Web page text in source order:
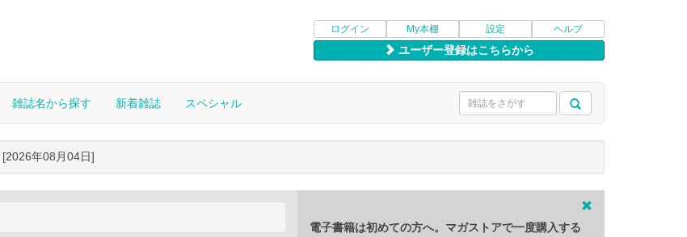
ログイン My本棚 設定 ヘルプ
ユーザー登録はこちらから
雑誌名から探す 新着雑誌 スペシャル
[2026年08月04日]
電子書籍は初めての方へ。マガストアで一度購入する